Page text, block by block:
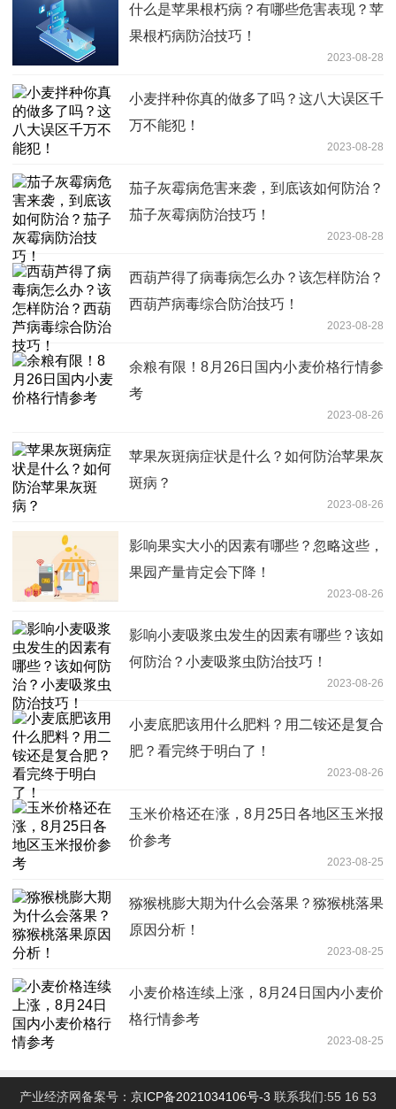
什么是苹果根朽病？有哪些危害表现？苹
果根朽病防治技巧！
2023-08-28
小麦拌种你真的做多了吗？这八大误区千
万不能犯！
2023-08-28
茄子灰霉病危害来袭，到底该如何防治？
茄子灰霉病防治技巧！
2023-08-28
西葫芦得了病毒病怎么办？该怎样防治？
西葫芦病毒综合防治技巧！
2023-08-28
余粮有限！8月26日国内小麦价格行情参
考
2023-08-26
苹果灰斑病症状是什么？如何防治苹果灰
斑病？
2023-08-26
影响果实大小的因素有哪些？忽略这些，
果园产量肯定会下降！
2023-08-26
影响小麦吸浆虫发生的因素有哪些？该如
何防治？小麦吸浆虫防治技巧！
2023-08-26
小麦底肥该用什么肥料？用二铵还是复合
肥？看完终于明白了！
2023-08-26
玉米价格还在涨，8月25日各地区玉米报
价参考
2023-08-25
猕猴桃膨大期为什么会落果？猕猴桃落果
原因分析！
2023-08-25
小麦价格连续上涨，8月24日国内小麦价
格行情参考
2023-08-25
产业经济网备案号： 京ICP备2021034106号-3 联系我们:55 16 53